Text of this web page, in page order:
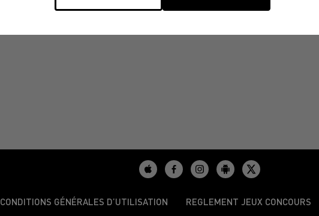
CONDITIONS GÉNÉRALES D’UTILISATION REGLEMENT JEUX CONCOURS